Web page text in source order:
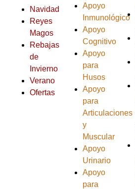
Navidad
Reyes
Magos
Rebajas
de
Invierno
Verano
Ofertas
Apoyo
Inmunológico
Apoyo
Cognitivo
Apoyo
para
Husos
Apoyo
para
Articulaciones
y
Muscular
Apoyo
Urinario
Apoyo
para